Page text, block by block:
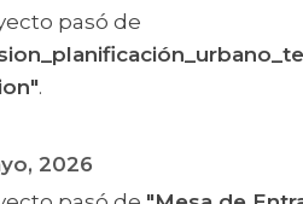
pasó de
.
2026